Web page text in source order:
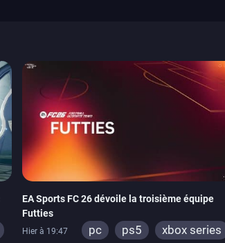
EA Sports FC 26 dévoile la troisième équipe
Futties
Hier à 19:47 pc ps5
xbox series